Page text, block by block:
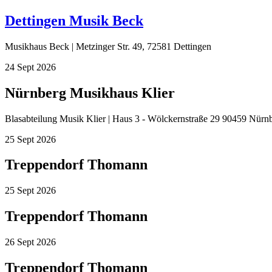
Dettingen Musik Beck
Musikhaus Beck | Metzinger Str. 49, 72581 Dettingen
24 Sept 2026
Nürnberg Musikhaus Klier
Blasabteilung Musik Klier | Haus 3 - Wölckernstraße 29 90459
25 Sept 2026
Treppendorf Thomann
25 Sept 2026
Treppendorf Thomann
26 Sept 2026
Treppendorf Thomann